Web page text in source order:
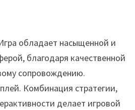
обладает насыщенной и
благодаря качественной
сопровождению.
Комбинация стратегии,
делает игровой